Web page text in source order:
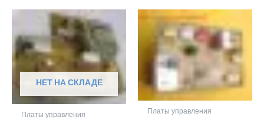
НЕТ НА СКЛАДЕ
Платы управления Платы управления